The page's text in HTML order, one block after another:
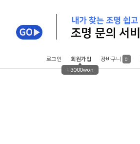
로그인
회원가입
+3000won
장바구니 0